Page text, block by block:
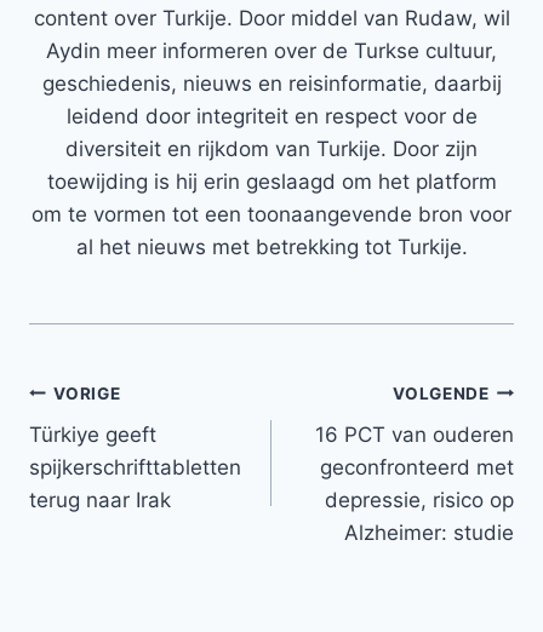
content over Turkije. Door middel van Rudaw, wil
Aydin meer informeren over de Turkse cultuur,
geschiedenis, nieuws en reisinformatie, daarbij
leidend door integriteit en respect voor de
diversiteit en rijkdom van Turkije. Door zijn
toewijding is hij erin geslaagd om het platform
om te vormen tot een toonaangevende bron voor
al het nieuws met betrekking tot Turkije.
Bericht
navigatie
VORIGE
Türkiye geeft
spijkerschrifttabletten
terug naar Irak
VOLGENDE
16 PCT van ouderen
geconfronteerd met
depressie, risico op
Alzheimer: studie